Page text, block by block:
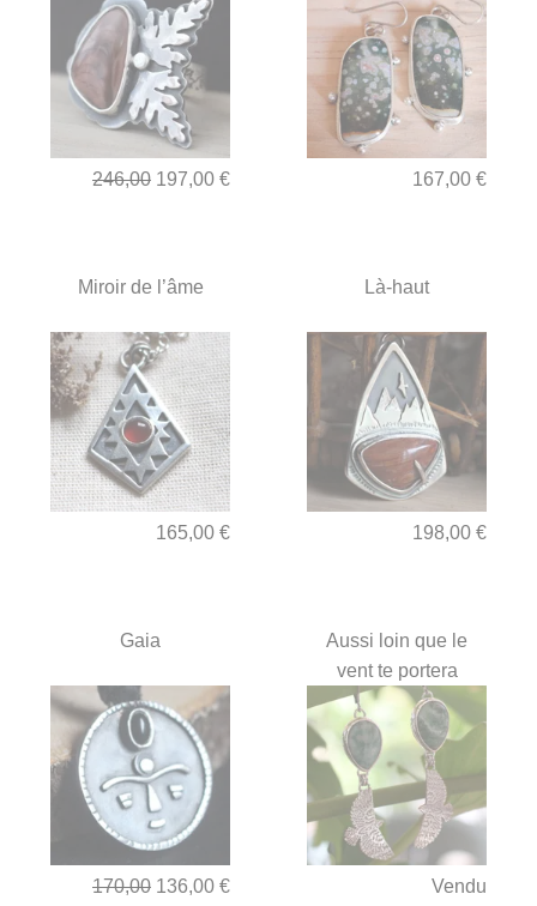
246,00 197,00 € 167,00 €
Miroir de l’âme
165,00 €
Là-haut
198,00 €
Gaia
170,00 136,00 €
Aussi loin que le
vent te portera
Vendu